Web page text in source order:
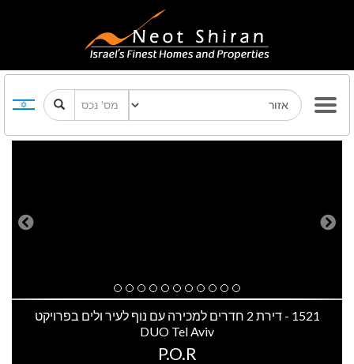
Previous Next
1521 - דירת 2 חדרים למכירה עם נוף לעיר ולים בפרויקט
DUO Tel Aviv
P.O.R